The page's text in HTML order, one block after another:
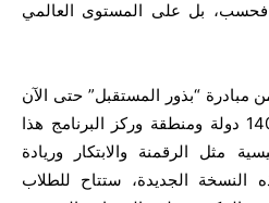
بل على المستوى العالمي
مبادرة “بذور المستقبل” حتى الآن
أكثر من 18 ألف شاب في 140 دولة ومنطقة وركز البرنامج هذا
مثل الرقمنة والابتكار وريادة
النسخة الجديدة، ستتاح للطلاب